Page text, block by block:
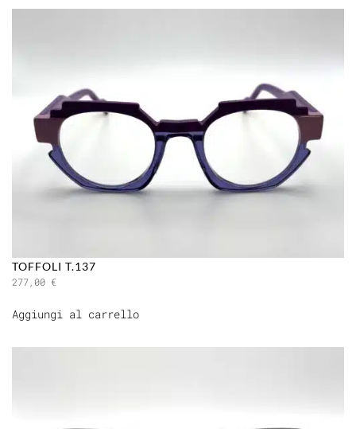
TOFFOLI T.137
277,00 €
Aggiungi al carrello